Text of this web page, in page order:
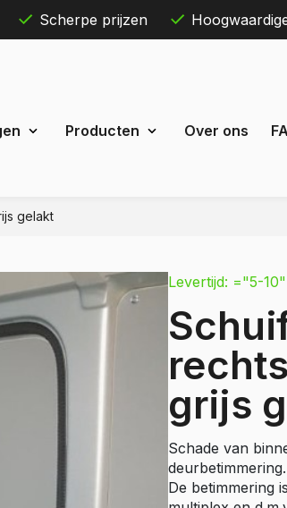
Scherpe prijzen
Skip
Producten Over ons
gelakt
Citan
e Citan
e Vito
Sprinter
Levertijd: ="5-
grijs
Schade van
deurbetimmering.
De betimmering